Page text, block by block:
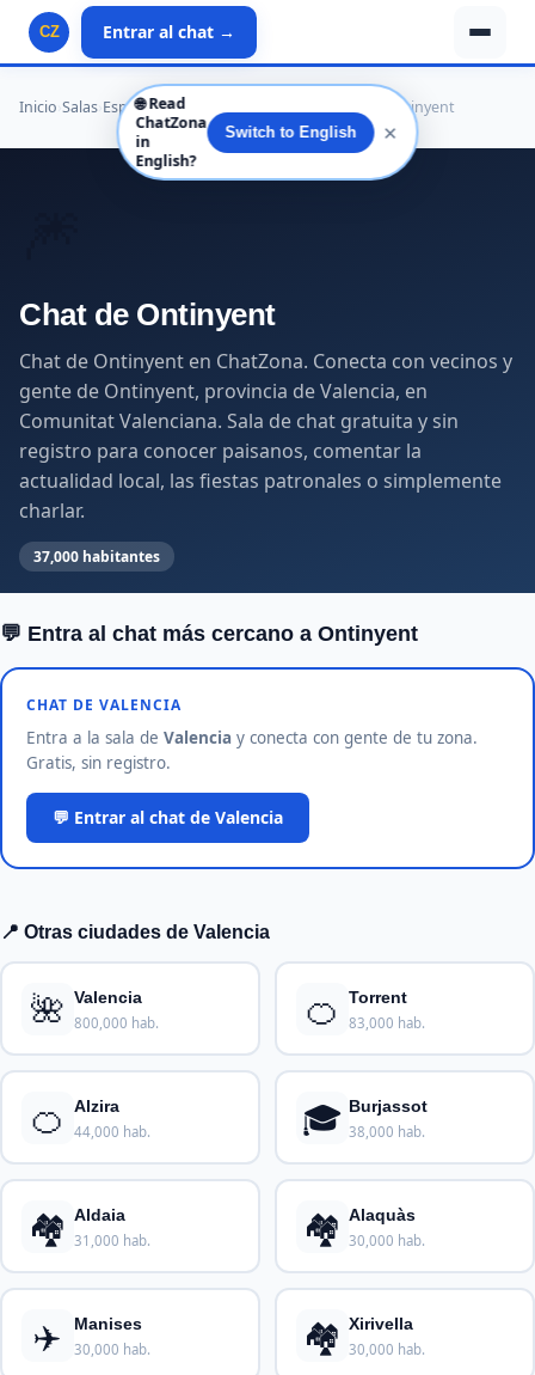
CZ Entrar al chat →
Inicio Salas España›Comunitat Valenciana Ontinyent
Chat de Ontinyent
Chat de Ontinyent en ChatZona. Conecta con vecinos y
gente de Ontinyent, provincia de Valencia, en
Comunitat Valenciana. Sala de chat gratuita y sin
registro para conocer paisanos, comentar la
actualidad local, las fiestas patronales o simplemente
charlar.
37,000 habitantes
💬 Entra al chat más cercano a Ontinyent
CHAT DE VALENCIA
Entra a la sala de Valencia y conecta con gente de tu zona.
Gratis, sin registro.
💬 Entrar al chat de Valencia
📍 Otras ciudades de Valencia
🌺 Valencia
800,000 hab. 🍊 Torrent
83,000 hab.
🍊 Alzira
44,000 hab. 🎓 Burjassot
38,000 hab.
🏘️ Aldaia
31,000 hab. 🏘️ Alaquàs
30,000 hab.
✈️ Manises
30,000 hab. 🏘️ Xirivella
30,000 hab.
🌐 Read
ChatZona
in
English?
Switch to English ✕